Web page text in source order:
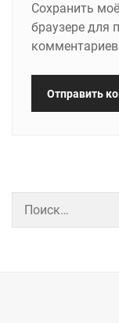
Сохранить
браузере для